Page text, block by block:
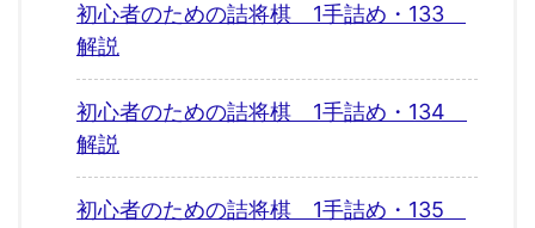
初心者のための詰将棋 1手詰め・133
解説
初心者のための詰将棋 1手詰め・134
解説
初心者のための詰将棋 1手詰め・135